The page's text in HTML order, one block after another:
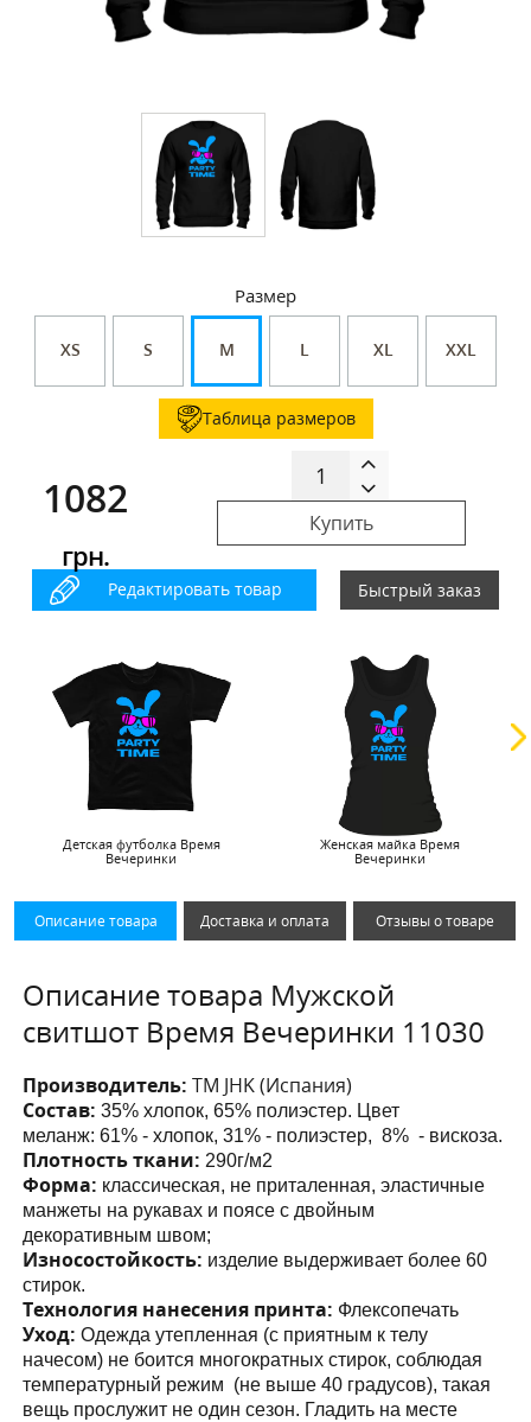
Размер
XS S M L XL XXL
Таблица размеров
1082
грн.
Купить
Редактировать товар Быстрый заказ
Детская футболка Время
Вечеринки
Женская майка Время
Вечеринки
Описание товара Доставка и оплата Отзывы о товаре
Описание товара Мужской
свитшот Время Вечеринки 11030
Производитель:ТМ JHK (Испания)
Состав: 35% хлопок, 65% полиэстер. Цвет
меланж:61% - хлопок, 31% - полиэстер, 8% - вискоза.
Плотность ткани: 290г/м2
Форма: классическая, не приталенная,эластичные
манжеты на рукавах и поясе с двойным
декоративным швом;
Износостойкость: изделие выдерживает более 60
стирок.
Технология нанесения принта: Флексопечать
Уход: Одежда утепленная (с приятным к телу
начесом) не боится многократных стирок, соблюдая
температурный режим (не выше 40 градусов), такая
вещь прослужит не один сезон. Гладить на месте